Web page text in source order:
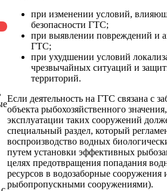
при изменении условий,
безопасности ГТС;
при выявлении повреждений и
ГТС;
при ухудшении условий
чрезвычайных ситуаций и
территорий.
Если деятельность на ГТС связана с
объекта рыбохозяйственного
эксплуатации таких сооружений
специальный раздел, который
воспроизводство водных
путем установки эффективных
целях предотвращения попадания
ресурсов в водозаборные
рыбопропускными сооружениями).